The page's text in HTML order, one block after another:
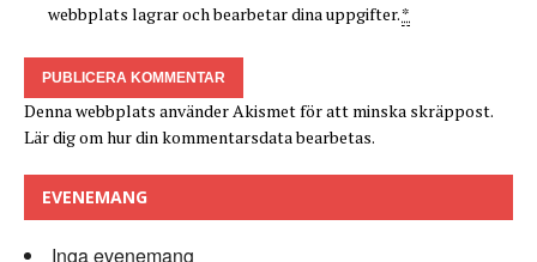
webbplats lagrar och bearbetar dina uppgifter.*
Denna webbplats använder Akismet för att minska skräppost.
Lär dig om hur din kommentarsdata bearbetas.
EVENEMANG
Inga evenemang